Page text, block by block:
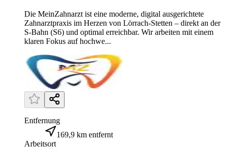
Die MeinZahnarzt ist eine moderne, digital ausgerichtete
Zahnarztpraxis im Herzen von Lörrach-Stetten – direkt an der
S-Bahn (S6) und optimal erreichbar. Wir arbeiten mit einem
klaren Fokus auf hochwe...
Entfernung
169,9 km entfernt
Arbeitsort